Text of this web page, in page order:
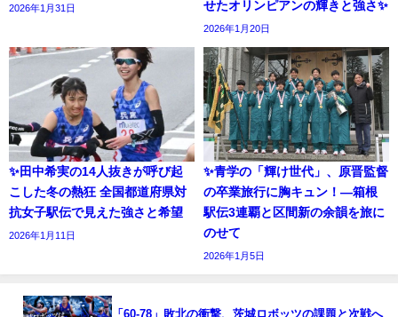
2026年1月31日 せたオリンピアンの輝きと強さ✨
2026年1月20日
✨田中希実の14人抜きが呼び起
こした冬の熱狂 全国都道府県対
抗女子駅伝で見えた強さと希望
2026年1月11日
✨青学の「輝け世代」、原晋監督
の卒業旅行に胸キュン！—箱根
駅伝3連覇と区間新の余韻を旅に
のせて
2026年1月5日
「60-78」敗北の衝撃、茨城ロボッツの課題と次戦へ